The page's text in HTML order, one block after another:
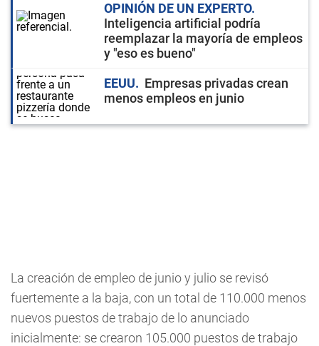
OPINIÓN DE UN EXPERTO
Inteligencia artificial podría
reemplazar la mayoría de empleos
y "eso es bueno"
EEUU
Empresas privadas crean
menos empleos en junio
La creación de empleo de junio y julio se revisó
fuertemente a la baja, con un total de 110.000 menos
nuevos puestos de trabajo de lo anunciado
inicialmente: se crearon 105.000 puestos de trabajo